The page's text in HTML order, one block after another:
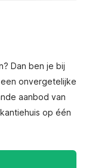
Dan ben je bij
onvergetelijke
aanbod van
op één